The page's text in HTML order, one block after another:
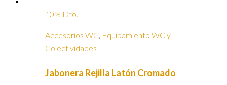
10% Dto.
Accesorios WC Equipamiento WC y
Colectividades
Jabonera Rejilla Latón Cromado